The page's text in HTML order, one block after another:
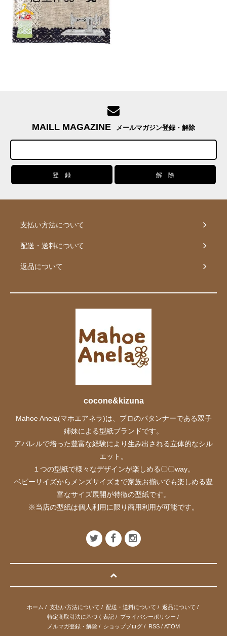
MAILL MAGAZINE メールマガジン登録・解除
支払い方法について
配送・送料について
返品について
cocone&kizuna
Mahoe Anela(マホエアネラ)は、プロのパタンナーである双子
姉妹による型紙ブランドです。
アパレルで培った豊富な経験により生み出される立体的なシル
エット。
１つの型紙で様々なデザインが楽しめる〇〇way。
ベビーサイズからメンズサイズまで家族お揃いでも楽しめる豊
富なサイズ展開が特徴の型紙です。
※当店の型紙は個人利用に限り商用利用が可能です。
ホーム / 支払い方法について / 配送・送料について / 返品について /
特定商取引法に基づく表記/ プライバシーポリシー /
メルマガ登録・解除 / ショップブログ / RSS / ATOM